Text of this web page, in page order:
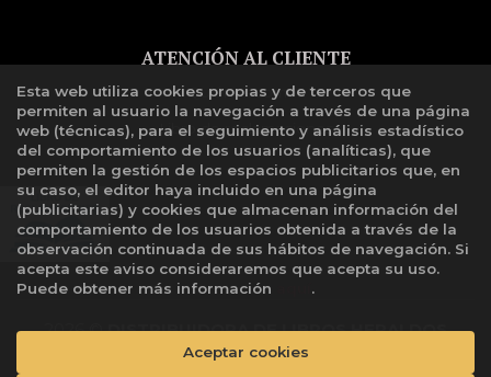
ATENCIÓN AL CLIENTE
Quiénes somos
Libro de reclamaciones
2026 ©DISTRIBUIDORA DE LIBROS HERALDOS
. Todos los Derechos Reservados |
Esta web utiliza cookies propias y de terceros que
permiten al usuario la navegación a través de una página
web (técnicas), para el seguimiento y análisis estadístico
del comportamiento de los usuarios (analíticas), que
permiten la gestión de los espacios publicitarios que, en
su caso, el editor haya incluido en una página
(publicitarias) y cookies que almacenan información del
comportamiento de los usuarios obtenida a través de la
observación continuada de sus hábitos de navegación. Si
acepta este aviso consideraremos que acepta su uso.
Puede obtener más información
.
Aceptar cookies